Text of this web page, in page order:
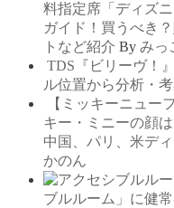
料指定席「ディズ
ガイド！買うべき
トなど紹介 By みっ
TDS『ビリーヴ！
ル位置から分析・
【ミッキーニュー
キー・ミニーの顔
中国、パリ、米デ
かのん
ブルルーム」に健